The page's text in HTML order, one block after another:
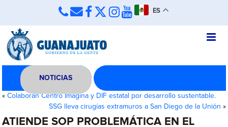
ES
NOTICIAS
«Colaboran Centro Imagina y DIF estatal por desarrollo sustentable.
SSG lleva cirugías extramuros a San Diego de la Unión »
ATIENDE SOP PROBLEMÁTICA EN EL